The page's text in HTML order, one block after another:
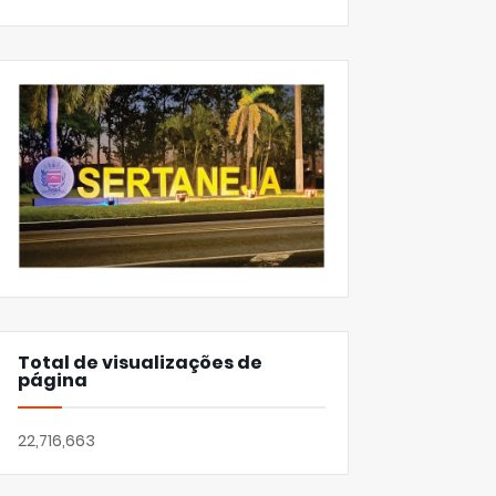
Total de visualizações de
página
22,716,663